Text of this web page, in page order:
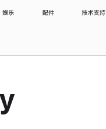
娱乐 配件 技术支持